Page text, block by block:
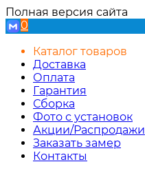
Полная версия сайта
0
Каталог товаров
Доставка
Оплата
Гарантия
Сборка
Фото с установок
Акции/Распродажи
Заказать замер
Контакты